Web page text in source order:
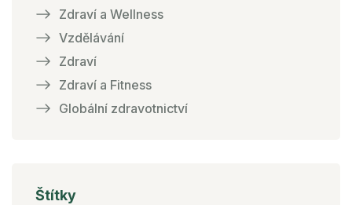
Zdraví a Wellness
Vzdělávání
Zdraví
Zdraví a Fitness
Globální zdravotnictví
Štítky